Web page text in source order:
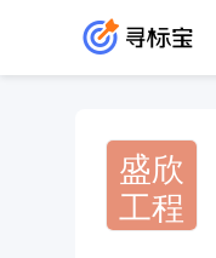
盛欣
工程